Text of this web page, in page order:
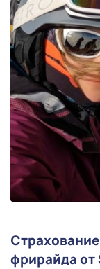
фрирайда от